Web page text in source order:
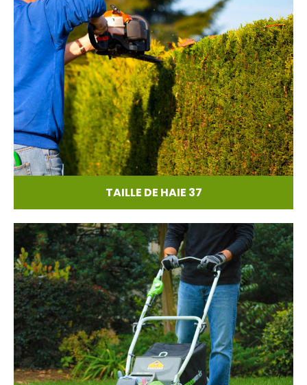
TAILLE DE HAIE 37